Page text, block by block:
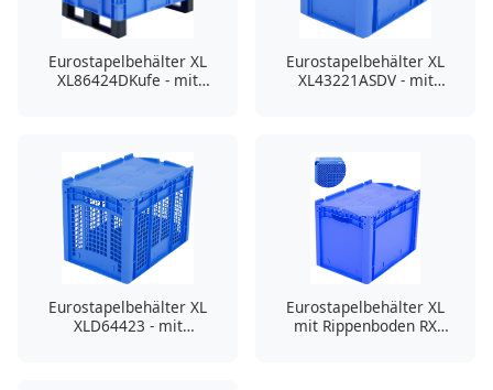
Eurostapelbehälter XL
XL86424DKufe - mit
Eurostapelbehälter XL
XL43221ASDV - mit
Eurostapelbehälter XL
XLD64423 - mit
Eurostapelbehälter XL
mit Rippenboden RX